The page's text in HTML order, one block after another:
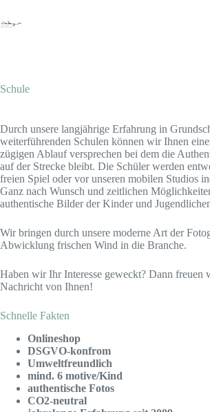
springen
Schule
Durch unsere langjährige Erfahrung in
weiterführenden Schulen können wir Ihnen
zügigen Ablauf versprechen bei dem die
auf der Strecke bleibt. Die Schüler werden
freien Spiel oder vor unseren mobilen Studios
Ganz nach Wunsch und zeitlichen
authentische Bilder der Kinder und
Wir bringen durch unsere moderne Art der
Abwicklung frischen Wind in die Branche.
Haben wir Ihr Interesse geweckt? Dann freuen
Nachricht von Ihnen!
Schnelle Fakten
Onlineshop
DSGVO-konfrom
Umweltfreundlich
mind. 6 motive/Kind
authentische Fotos
CO2-neutral